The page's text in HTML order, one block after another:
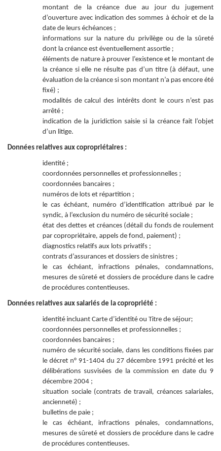
montant de la créance due au jour du jugement
d’ouverture avec indication des sommes à échoir et de la
date de leurs échéances ;
informations sur la nature du privilège ou de la sûreté
dont la créance est éventuellement assortie ;
éléments de nature à prouver l’existence et le montant de
la créance si elle ne résulte pas d’un titre (à défaut, une
évaluation de la créance si son montant n’a pas encore été
fixé) ;
modalités de calcul des intérêts dont le cours n’est pas
arrêté ;
indication de la juridiction saisie si la créance fait l’objet
d’un litige.
Données relatives aux copropriétaires :
identité ;
coordonnées personnelles et professionnelles ;
coordonnées bancaires ;
numéros de lots et répartition ;
le cas échéant, numéro d’identification attribué par le
syndic, à l’exclusion du numéro de sécurité sociale ;
état des dettes et créances (détail du fonds de roulement
par copropriétaire, appels de fond, paiement) ;
diagnostics relatifs aux lots privatifs ;
contrats d’assurances et dossiers de sinistres ;
le cas échéant, infractions pénales, condamnations,
mesures de sûreté et dossiers de procédure dans le cadre
de procédures contentieuses.
Données relatives aux salariés de la copropriété :
identité incluant Carte d’identité ou Titre de séjour;
coordonnées personnelles et professionnelles ;
coordonnées bancaires ;
numéro de sécurité sociale, dans les conditions fixées par
le décret n° 91-1404 du 27 décembre 1991 précité et les
délibérations susvisées de la commission en date du 9
décembre 2004 ;
situation sociale (contrats de travail, créances salariales,
ancienneté) ;
bulletins de paie ;
le cas échéant, infractions pénales, condamnations,
mesures de sûreté et dossiers de procédure dans le cadre
de procédures contentieuses.